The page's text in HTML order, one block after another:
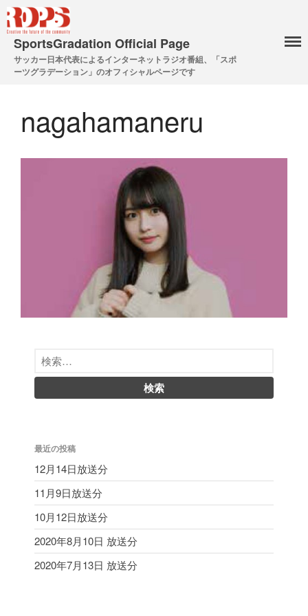
12月14日放送分
11月9日放送分
10月12日放送分
2020年8月10日 放送分
2020年7月13日 放送分
SportsGradation Official Page
サッカー日本代表によるインターネットラジオ番組、「スポ
ーツグラデーション」のオフィシャルページです
nagahamaneru
最近の投稿
12月14日放送分
11月9日放送分
10月12日放送分
2020年8月10日 放送分
2020年7月13日 放送分